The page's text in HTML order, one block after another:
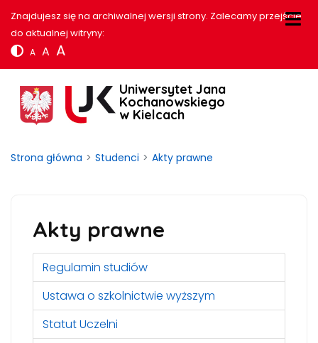
Znajdujesz się na archiwalnej wersji strony. Zalecamy przejście
do aktualnej witryny:
A A A
Uniwersytet Jana
Kochanowskiego
w Kielcach
Strona główna Studenci Akty prawne
Akty prawne
Regulamin studiów
Ustawa o szkolnictwie wyższym
Statut Uczelni